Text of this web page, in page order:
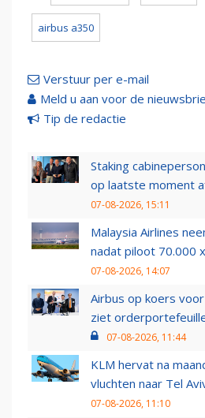
airbus a350
Verstuur per e-mail
Meld u aan voor de
Tip de redactie
Staking
op laatste moment
07-08-2026, 15:11
Malaysia Airlines
nadat piloot 70.000
07-08-2026, 14:07
Airbus op koers
ziet
07-08-2026, 11:44
KLM hervat na
vluchten naar Tel
07-08-2026, 11:10